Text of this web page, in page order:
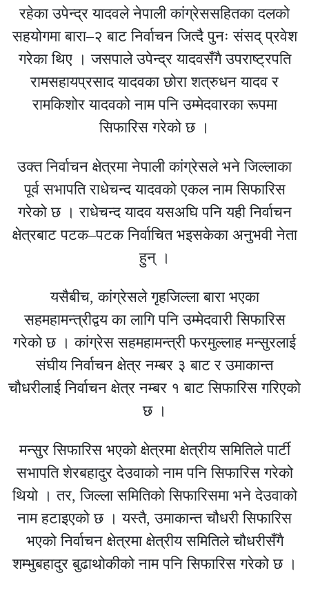
रहेका उपेन्द्र यादवले नेपाली कांग्रेससहितका दलको
सहयोगमा बारा–२ बाट निर्वाचन जित्दै पुनः संसद् प्रवेश
गरेका थिए । जसपाले उपेन्द्र यादवसँगै उपराष्ट्रपति
रामसहायप्रसाद यादवका छोरा शत्रुधन यादव र
रामकिशोर यादवको नाम पनि उम्मेदवारका रूपमा
सिफारिस गरेको छ ।
उक्त निर्वाचन क्षेत्रमा नेपाली कांग्रेसले भने जिल्लाका
पूर्व सभापति राधेचन्द यादवको एकल नाम सिफारिस
गरेको छ । राधेचन्द यादव यसअघि पनि यही निर्वाचन
क्षेत्रबाट पटक–पटक निर्वाचित भइसकेका अनुभवी नेता
हुन् ।
यसैबीच, कांग्रेसले गृहजिल्ला बारा भएका
सहमहामन्त्रीद्वय का लागि पनि उम्मेदवारी सिफारिस
गरेको छ । कांग्रेस सहमहामन्त्री फरमुल्लाह मन्सुरलाई
संघीय निर्वाचन क्षेत्र नम्बर ३ बाट र उमाकान्त
चौधरीलाई निर्वाचन क्षेत्र नम्बर १ बाट सिफारिस गरिएको
छ ।
मन्सुर सिफारिस भएको क्षेत्रमा क्षेत्रीय समितिले पार्टी
सभापति शेरबहादुर देउवाको नाम पनि सिफारिस गरेको
थियो । तर, जिल्ला समितिको सिफारिसमा भने देउवाको
नाम हटाइएको छ । यस्तै, उमाकान्त चौधरी सिफारिस
भएको निर्वाचन क्षेत्रमा क्षेत्रीय समितिले चौधरीसँगै
शम्भुबहादुर बुढाथोकीको नाम पनि सिफारिस गरेको छ ।